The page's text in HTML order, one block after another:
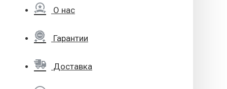
О нас
Гарантии
Доставка